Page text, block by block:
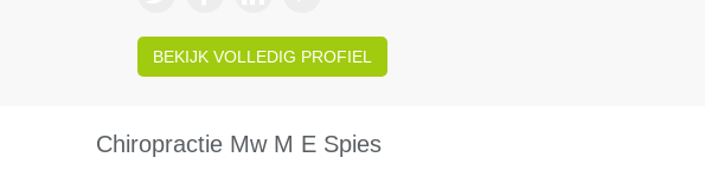
BEKIJK VOLLEDIG PROFIEL
Chiropractie Mw M E Spies